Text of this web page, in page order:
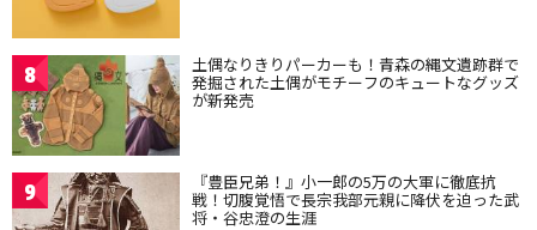
8 土偶なりきりパーカーも！青森の縄文遺跡群で
発掘された土偶がモチーフのキュートなグッズ
が新発売
9 『豊臣兄弟！』小一郎の5万の大軍に徹底抗
戦！切腹覚悟で長宗我部元親に降伏を迫った武
将・谷忠澄の生涯